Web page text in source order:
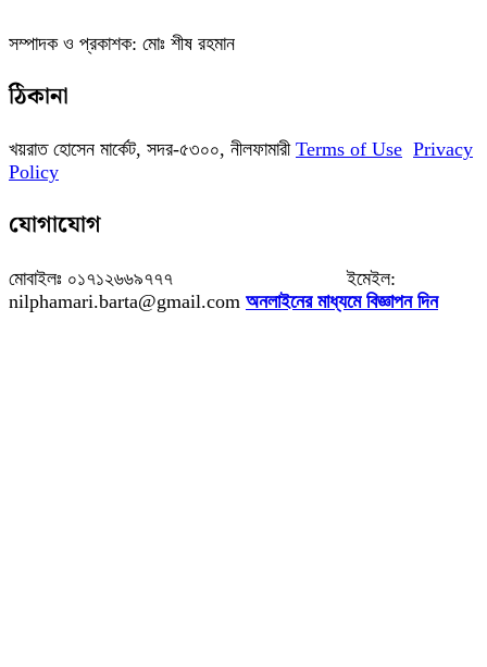
সম্পাদক ও প্রকাশক: মোঃ শীষ রহমান
ঠিকানা
খয়রাত হোসেন মার্কেট, সদর-৫৩০০, নীলফামারী Terms of Use Privacy
Policy
যোগাযোগ
মোবাইলঃ ০১৭১২৬৬৯৭৭৭ ইমেইল:
nilphamari.barta@gmail.com অনলাইনের মাধ্যমে বিজ্ঞাপন দিন